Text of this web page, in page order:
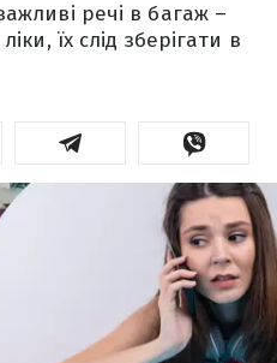
речі в багаж –
їх слід зберігати в